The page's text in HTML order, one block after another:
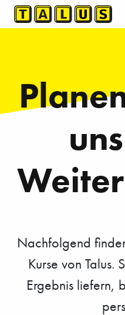
Nachfolgend
Kurse von Talus.
Ergebnis liefern,